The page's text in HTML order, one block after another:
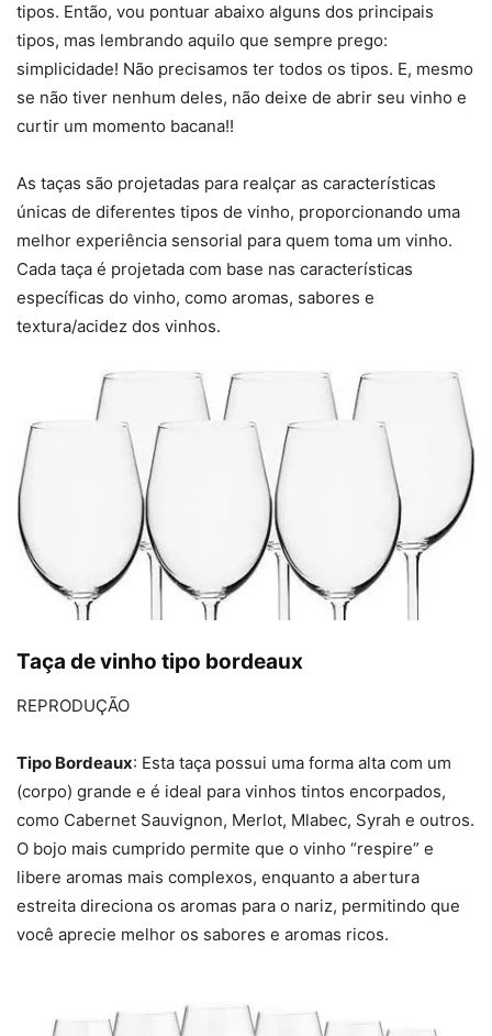
tipos. Então, vou pontuar abaixo alguns dos principais
tipos, mas lembrando aquilo que sempre prego:
simplicidade! Não precisamos ter todos os tipos. E, mesmo
se não tiver nenhum deles, não deixe de abrir seu vinho e
curtir um momento bacana!!
As taças são projetadas para realçar as características
únicas de diferentes tipos de vinho, proporcionando uma
melhor experiência sensorial para quem toma um vinho.
Cada taça é projetada com base nas características
específicas do vinho, como aromas, sabores e
textura/acidez dos vinhos.
Taça de vinho tipo bordeaux
REPRODUÇÃO
Tipo Bordeaux: Esta taça possui uma forma alta com um
(corpo) grande e é ideal para vinhos tintos encorpados,
como Cabernet Sauvignon, Merlot, Mlabec, Syrah e outros.
O bojo mais cumprido permite que o vinho “respire” e
libere aromas mais complexos, enquanto a abertura
estreita direciona os aromas para o nariz, permitindo que
você aprecie melhor os sabores e aromas ricos.